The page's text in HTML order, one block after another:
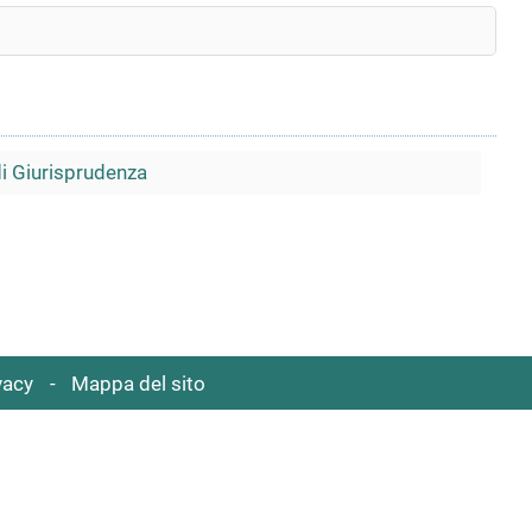
Giurisprudenza
Mappa del sito